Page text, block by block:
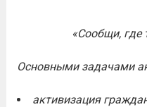
«Сообщи, где
Основными задачами
активизация